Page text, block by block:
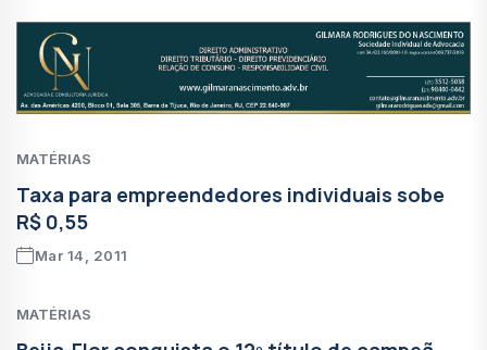
MATÉRIAS
Taxa para empreendedores individuais sobe
R$ 0,55
Mar 14, 2011
MATÉRIAS